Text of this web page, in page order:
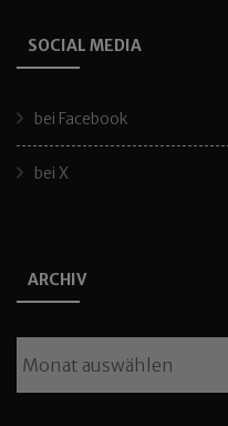
SOCIAL MEDIA
bei Facebook
bei X
ARCHIV